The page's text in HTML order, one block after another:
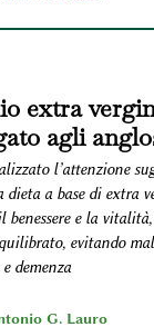
extra
agli
l’attenzione
dieta a base di extra
benessere e la
evitando
demenza
G. Lauro